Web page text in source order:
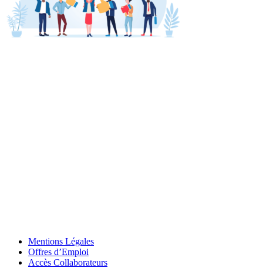
Mentions Légales
Offres d’Emploi
Accès Collaborateurs